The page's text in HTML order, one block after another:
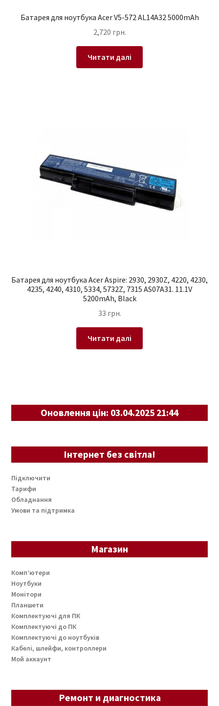
Батарея для ноутбука Acer V5-572 AL14A32 5000mAh
2,720 грн.
Читати далі
Батарея для ноутбука Acer Aspire: 2930, 2930Z, 4220, 4230,
4235, 4240, 4310, 5334, 5732Z, 7315 AS07A31. 11.1V
5200mAh, Black
33 грн.
Читати далі
Оновлення цін: 03.04.2025 21:44
Інтернет без світла!
Підключити
Тарифи
Обладнання
Умови та підтримка
Магазин
Комп’ютери
Ноутбуки
Монітори
Планшети
Комплектуючі для ПК
Комплектуючі до ПК
Комплектуючі до ноутбуків
Кабелі, шлейфи, контроллери
Мой аккаунт
Ремонт и диагностика